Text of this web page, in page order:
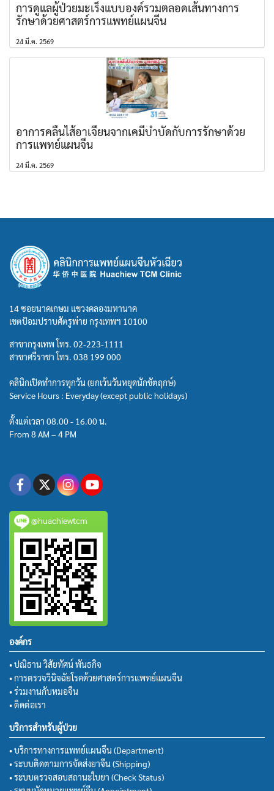
การดูแลผู้ป่วยมะเร็งแบบองค์รวมตลอดเส้นทางการ
รักษาด้วยศาสตร์การแพทย์แผนจีน
24 มี.ค. 2569
อาการคลื่นไส้อาเจียนจากเคมีบำบัดกับการรักษาด้วย
การแพทย์แผนจีน
24 มี.ค. 2569
14 ซอยนาคเกษม แขวงคลองมหานาค
เขตป้อมปราบศัตรูพ่าย กรุงเทพฯ 10100
สาขากรุงเทพ โทร. 02-223-1111
สาขาศรีราชา โทร. 038 199 000
คลินิกเปิดทำการทุกวัน (ยกเว้นวันหยุดนักขัตฤกษ์)
Service Hours : Everyday (except public holidays)
ตั้งแต่เวลา 08.00 - 16.00 น.
From 8 AM – 4 PM
@huachiewtcm
องค์กร
• ปณิธาน วิสัยทัศน์ พันธกิจ
• การตรวจวินิจฉัยโรคด้วยศาสตร์การแพทย์แผนจีน
• ร่วมงานกับหมอจีน
• ติดต่อเรา
บริการสำหรับผู้ป่วย
• บริการทางการแพทย์แผนจีน (Department)
• ระบบติดตามการจัดส่งยาจีน (Shipping)
• ระบบตรวจสอบสถานะใบยา (Check Status)